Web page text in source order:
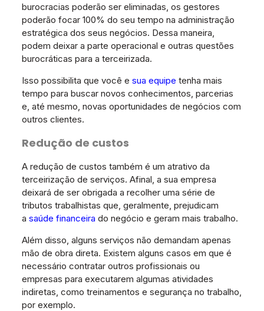
burocracias poderão ser eliminadas, os gestores
poderão focar 100% do seu tempo na administração
estratégica dos seus negócios. Dessa maneira,
podem deixar a parte operacional e outras questões
burocráticas para a terceirizada.
Isso possibilita que você e sua equipe tenha mais
tempo para buscar novos conhecimentos, parcerias
e, até mesmo, novas oportunidades de negócios com
outros clientes.
Redução de custos
A redução de custos também é um atrativo da
terceirização de serviços. Afinal, a sua empresa
deixará de ser obrigada a recolher uma série de
tributos trabalhistas que, geralmente, prejudicam
a saúde financeira do negócio e geram mais trabalho.
Além disso, alguns serviços não demandam apenas
mão de obra direta. Existem alguns casos em que é
necessário contratar outros profissionais ou
empresas para executarem algumas atividades
indiretas, como treinamentos e segurança no trabalho,
por exemplo.